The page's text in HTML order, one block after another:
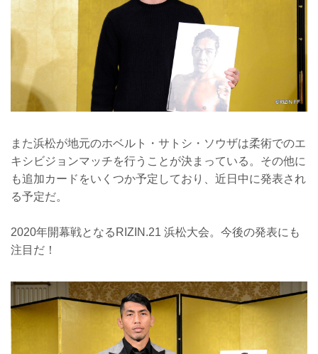
また浜松が地元のホベルト・サトシ・ソウザは柔術でのエ
キシビジョンマッチを行うことが決まっている。その他に
も追加カードをいくつか予定しており、近日中に発表され
る予定だ。
2020年開幕戦となるRIZIN.21 浜松大会。今後の発表にも
注目だ！